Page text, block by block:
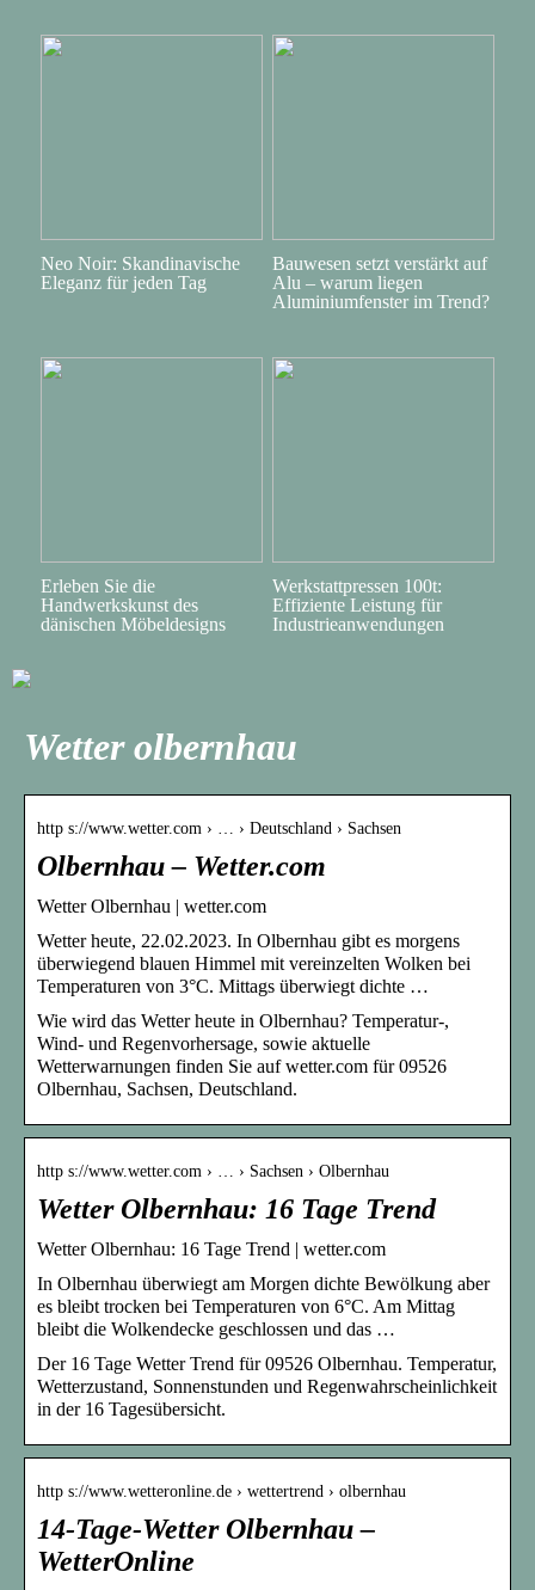
Neo Noir: Skandinavische
Eleganz für jeden Tag
Bauwesen setzt verstärkt auf
Alu – warum liegen
Aluminiumfenster im Trend?
Erleben Sie die
Handwerkskunst des
dänischen Möbeldesigns
Werkstattpressen 100t:
Effiziente Leistung für
Industrieanwendungen
Wetter olbernhau
http s://www.wetter.com › … › Deutschland › Sachsen
Olbernhau – Wetter.com
Wetter Olbernhau | wetter.com
Wetter heute, 22.02.2023. In Olbernhau gibt es morgens
überwiegend blauen Himmel mit vereinzelten Wolken bei
Temperaturen von 3°C. Mittags überwiegt dichte …
Wie wird das Wetter heute in Olbernhau? Temperatur-,
Wind- und Regenvorhersage, sowie aktuelle
Wetterwarnungen finden Sie auf wetter.com für 09526
Olbernhau, Sachsen, Deutschland.
http s://www.wetter.com › … › Sachsen › Olbernhau
Wetter Olbernhau: 16 Tage Trend
Wetter Olbernhau: 16 Tage Trend | wetter.com
In Olbernhau überwiegt am Morgen dichte Bewölkung aber
es bleibt trocken bei Temperaturen von 6°C. Am Mittag
bleibt die Wolkendecke geschlossen und das …
Der 16 Tage Wetter Trend für 09526 Olbernhau. Temperatur,
Wetterzustand, Sonnenstunden und Regenwahrscheinlichkeit
in der 16 Tagesübersicht.
http s://www.wetteronline.de › wettertrend › olbernhau
14-Tage-Wetter Olbernhau –
WetterOnline